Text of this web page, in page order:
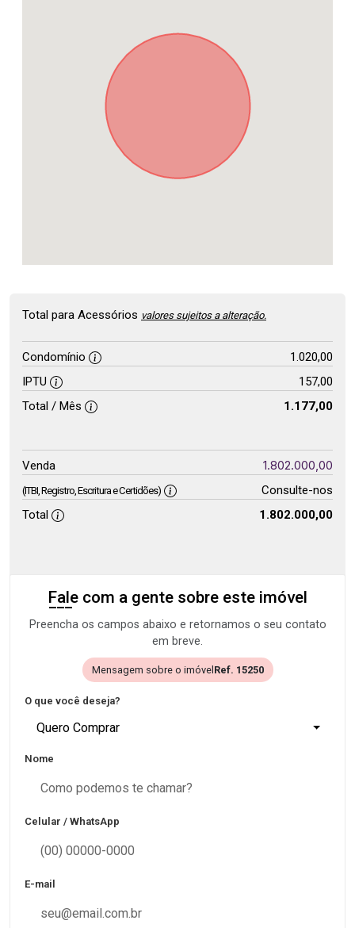
Total para Acessórios valores sujeitos a alteração.
Condomínio
1.020,00
IPTU
157,00
Total / Mês
1.177,00
Venda 1.802.000,00
(ITBI, Registro, Escritura e Certidões)
Consulte-nos
Total
1.802.000,00
Fale com a gente sobre este imóvel
Preencha os campos abaixo e retornamos o seu contato
em breve.
Mensagem sobre o imóvel Ref. 15250
O que você deseja?
Quero Comprar
Nome
Celular / WhatsApp
E-mail